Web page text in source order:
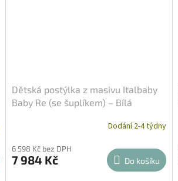
Dětská postýlka z masivu Italbaby
Baby Re (se šuplíkem) – Bílá
Dodání 2-4 týdny
6 598 Kč bez DPH
7 984 Kč Do košíku